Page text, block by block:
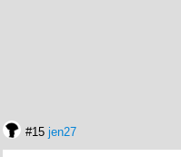
#15 jen27